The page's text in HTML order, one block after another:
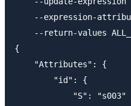
--expression-
--return-values
{
    "Attributes": {
        "id": {
            "S": "s003"